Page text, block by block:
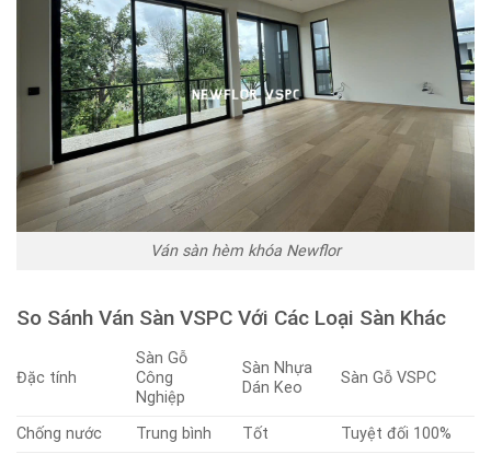
Ván sàn hèm khóa Newflor
So Sánh Ván Sàn VSPC Với Các Loại Sàn Khác
Đặc tính
Sàn Gỗ
Công
Nghiệp
Sàn Nhựa
Dán Keo
Sàn Gỗ VSPC
Chống nước Trung bình Tốt
Tuyệt đối 100%